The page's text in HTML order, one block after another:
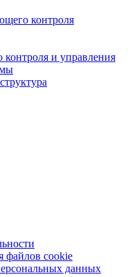
контроля
контроля и управления
файлов cookie
данных